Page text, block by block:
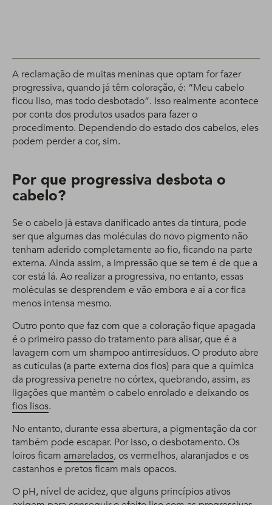
A reclamação de muitas meninas que optam for fazer
progressiva, quando já têm coloração, é: “Meu cabelo
ficou liso, mas todo desbotado”. Isso realmente acontece
por conta dos produtos usados para fazer o
procedimento. Dependendo do estado dos cabelos, eles
podem perder a cor, sim.
Por que progressiva desbota o
cabelo?
Se o cabelo já estava danificado antes da tintura, pode
ser que algumas das moléculas do novo pigmento não
tenham aderido completamente ao fio, ficando na parte
externa. Ainda assim, a impressão que se tem é de que a
cor está lá. Ao realizar a progressiva, no entanto, essas
moléculas se desprendem e vão embora e aí a cor fica
menos intensa mesmo.
Outro ponto que faz com que a coloração fique apagada
é o primeiro passo do tratamento para alisar, que é a
lavagem com um shampoo antirresíduos. O produto abre
as cutículas (a parte externa dos fios) para que a química
da progressiva penetre no córtex, quebrando, assim, as
ligações que mantém o cabelo enrolado e deixando os
fios lisos.
No entanto, durante essa abertura, a pigmentação da cor
também pode escapar. Por isso, o desbotamento. Os
loiros ficam amarelados, os vermelhos, alaranjados e os
castanhos e pretos ficam mais opacos.
O pH, nível de acidez, que alguns princípios ativos